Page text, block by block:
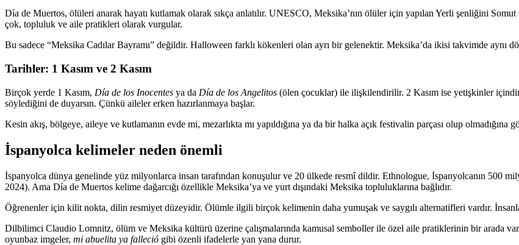
Día de Muertos, ölüleri anarak hayatı kutlamak olarak sıkça anlatılır. UNESCO, Meksika’nın ölüler için yapılan Yerli şenliğini
çok, topluluk ve aile pratikleri olarak vurgular.
Bu sadece “Meksika Cadılar Bayramı” değildir. Halloween farklı kökenleri olan ayrı bir gelenektir. Meksika’da ikisi takvimde aynı
Tarihler: 1 Kasım ve 2 Kasım
Birçok yerde 1 Kasım, Día de los Inocentes ya da Día de los Angelitos (ölen çocuklar) ile ilişkilendirilir. 2 Kasım ise yetişkinler
söylediğini de duyarsın. Çünkü aileler erken hazırlanmaya başlar.
Kesin akış, bölgeye, aileye ve kutlamanın evde mi, mezarlıkta mı yapıldığına ya da bir halka açık festivalin parçası olup olmadığına
İspanyolca kelimeler neden önemli
İspanyolca dünya genelinde yüz milyonlarca insan tarafından konuşulur ve 20 ülkede resmî dildir. Ethnologue, İspanyolcanın 500
2024). Ama Día de Muertos kelime dağarcığı özellikle Meksika’ya ve yurt dışındaki Meksika topluluklarına bağlıdır.
Öğrenenler için kilit nokta, dilin resmiyet düzeyidir. Ölümle ilgili birçok kelimenin daha yumuşak ve saygılı alternatifleri vardır.
Dilbilimci Claudio Lomnitz, ölüm ve Meksika kültürü üzerine çalışmalarında kamusal semboller ile özel aile pratiklerinin bir arada
oyunbaz imgeler, mi abuelita ya falleció gibi özenli ifadelerle yan yana durur.